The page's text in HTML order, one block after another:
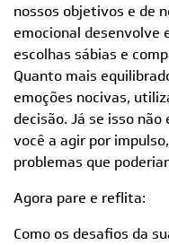
nossos objetivos e de
emocional desenvolve
escolhas sábias e
Quanto mais
emoções nocivas,
decisão. Já se isso
você a agir por
problemas que
Agora pare e reflita:
Como os desafios da